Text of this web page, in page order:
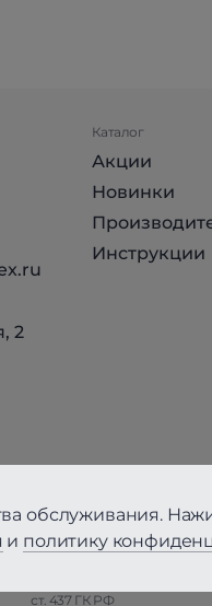
2
Каталог
Акции
Новинки
Инструкции
ст. 437 ГК РФ
обслуживания.
и политику